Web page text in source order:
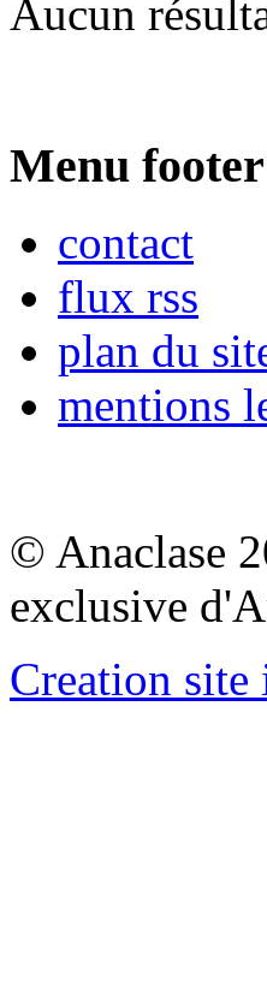
Aucun
Menu footer
contact
flux rss
plan du
mentions
© Anaclase
exclusive
Creation